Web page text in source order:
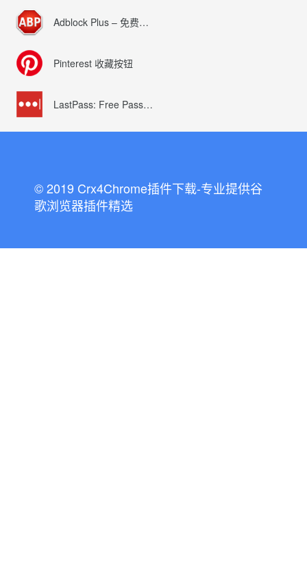
Adblock Plus – 免费的广告拦截器
Pinterest 收藏按钮
LastPass: Free Password Manager
© 2019 Crx4Chrome插件下载-专业提供谷
歌浏览器插件精选